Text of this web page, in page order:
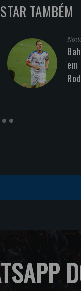
TAMBÉM